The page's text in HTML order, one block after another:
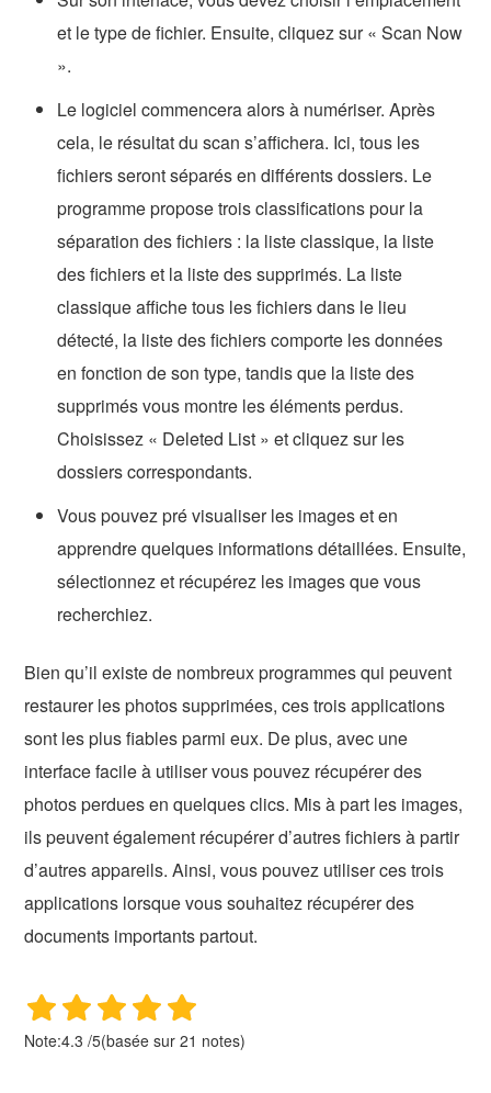
et le type de fichier. Ensuite, cliquez sur « Scan Now
».
Le logiciel commencera alors à numériser. Après
cela, le résultat du scan s’affichera. Ici, tous les
fichiers seront séparés en différents dossiers. Le
programme propose trois classifications pour la
séparation des fichiers : la liste classique, la liste
des fichiers et la liste des supprimés. La liste
classique affiche tous les fichiers dans le lieu
détecté, la liste des fichiers comporte les données
en fonction de son type, tandis que la liste des
supprimés vous montre les éléments perdus.
Choisissez « Deleted List » et cliquez sur les
dossiers correspondants.
Vous pouvez pré visualiser les images et en
apprendre quelques informations détaillées. Ensuite,
sélectionnez et récupérez les images que vous
recherchiez.
Bien qu’il existe de nombreux programmes qui peuvent
restaurer les photos supprimées, ces trois applications
sont les plus fiables parmi eux. De plus, avec une
interface facile à utiliser vous pouvez récupérer des
photos perdues en quelques clics. Mis à part les images,
ils peuvent également récupérer d’autres fichiers à partir
d’autres appareils. Ainsi, vous pouvez utiliser ces trois
applications lorsque vous souhaitez récupérer des
documents importants partout.
Note:4.3 /5(basée sur21 notes)